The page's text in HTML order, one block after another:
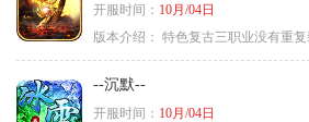
开服时间： 10月/04日
版本介绍： 特色复古三职业没有重复装
--沉默--
开服时间： 10月/04日